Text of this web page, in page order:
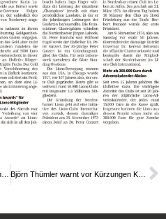
Björn Thümler warnt vor Kürzungen KZW